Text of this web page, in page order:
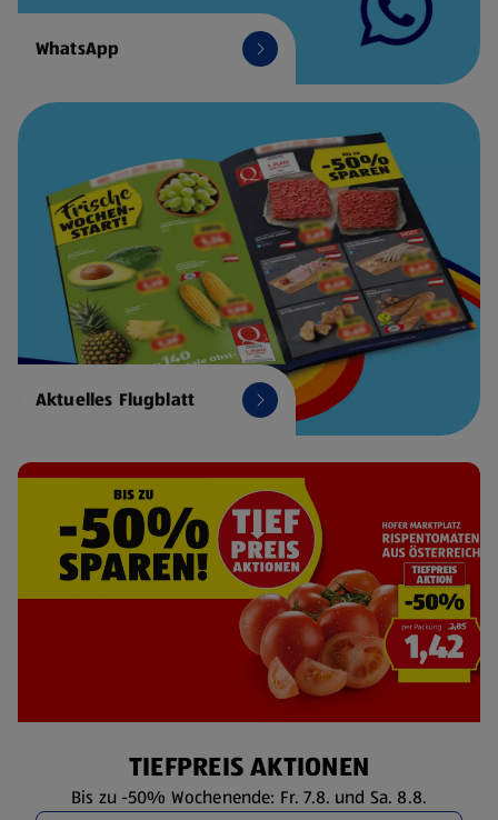
WhatsApp
Aktuelles Flugblatt
TIEFPREIS AKTIONEN
Bis zu -50% Wochenende: Fr. 7.8. und Sa. 8.8.